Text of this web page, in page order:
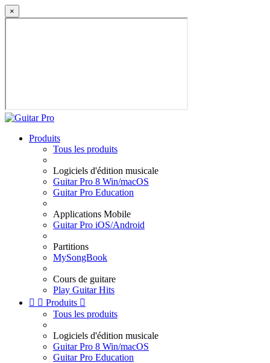
×
Produits
Tous les produits
Logiciels d'édition musicale
Guitar Pro 8 Win/macOS
Guitar Pro Education
Applications Mobile
Guitar Pro iOS/Android
Partitions
MySongBook
Cours de guitare
Play Guitar Hits
  Produits 
Tous les produits
Logiciels d'édition musicale
Guitar Pro 8 Win/macOS
Guitar Pro Education